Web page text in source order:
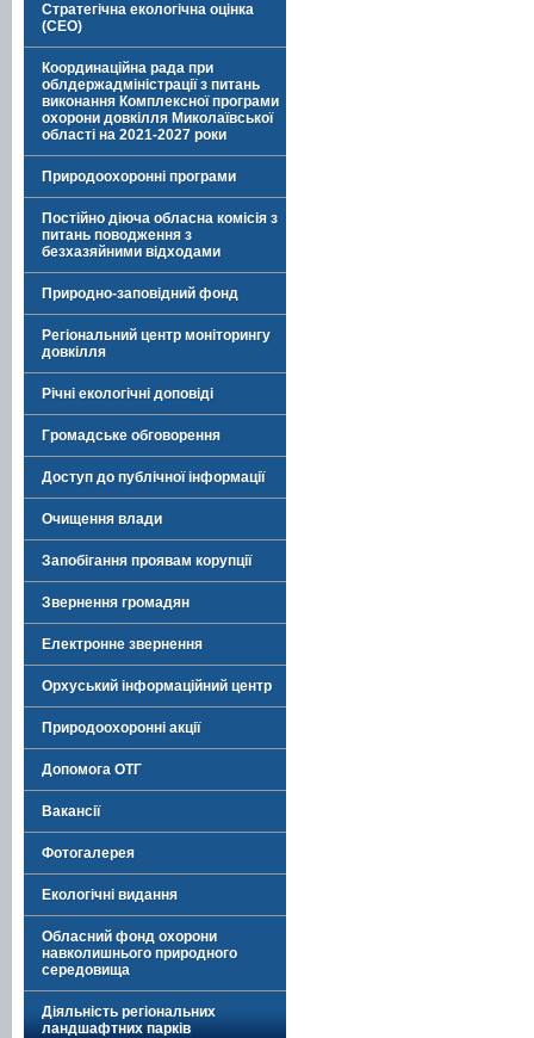
Стратегічна екологічна оцінка
(СЕО)
Координаційна рада при
облдержадміністрації з питань
виконання Комплексної програми
охорони довкілля Миколаївської
області на 2021-2027 роки
Природоохоронні програми
Постійно діюча обласна комісія з
питань поводження з
безхазяйними відходами
Природно-заповідний фонд
Регіональний центр моніторингу
довкілля
Річні екологічні доповіді
Громадське обговорення
Доступ до публічної інформації
Очищення влади
Запобігання проявам корупції
Звернення громадян
Електронне звернення
Орхуський інформаційний центр
Природоохоронні акції
Допомога ОТГ
Вакансії
Фотогалерея
Екологічні видання
Обласний фонд охорони
навколишнього природного
середовища
Діяльність регіональних
ландшафтних парків